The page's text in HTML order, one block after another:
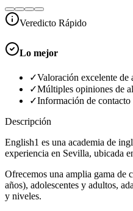
Veredicto Rápido
Lo mejor
✓Valoración excelente de
✓Múltiples opiniones de
✓Información de contacto
Descripción
English1 es una academia de
experiencia en Sevilla, ubicada
Ofrecemos una amplia gama de
años), adolescentes y adultos,
y niveles.